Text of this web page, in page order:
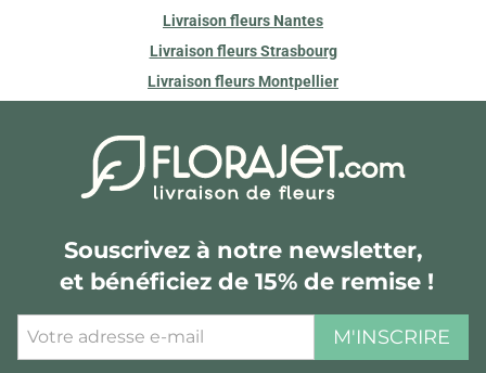
Livraison fleurs Nantes
Livraison fleurs Strasbourg
Livraison fleurs Montpellier
Souscrivez à notre newsletter,
et bénéficiez de 15% de remise !
M'INSCRIRE